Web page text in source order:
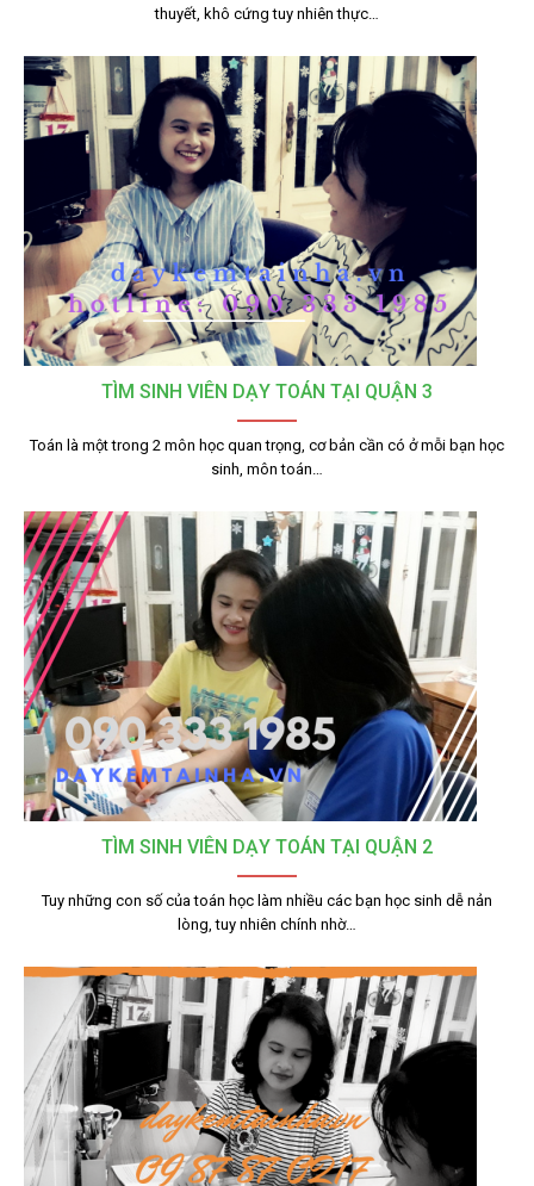
thuyết, khô cứng tuy nhiên thực…
TÌM SINH VIÊN DẠY TOÁN TẠI QUẬN 3
Toán là một trong 2 môn học quan trọng, cơ bản cần có ở mỗi bạn học
sinh, môn toán…
TÌM SINH VIÊN DẠY TOÁN TẠI QUẬN 2
Tuy những con số của toán học làm nhiều các bạn học sinh dễ nản
lòng, tuy nhiên chính nhờ…